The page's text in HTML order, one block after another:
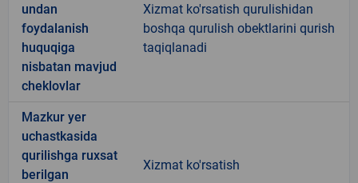
undan
foydalanish
huquqiga
nisbatan mavjud
cheklovlar
Xizmat ko'rsatish qurulishidan
boshqa qurulish obektlarini qurish
taqiqlanadi
Mazkur yer
uchastkasida
qurilishga ruxsat
berilgan
Xizmat ko'rsatish